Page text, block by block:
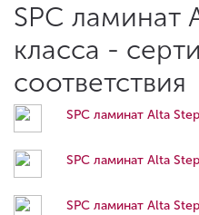
SPC ламинат
класса -
соответствия
SPC ламинат Alta
SPC ламинат Alta
SPC ламинат Alta